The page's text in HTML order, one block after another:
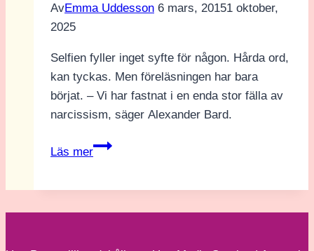
AvEmma Uddesson 6 mars, 20151 oktober,
2025
Selfien fyller inget syfte för någon. Hårda ord,
kan tyckas. Men föreläsningen har bara
börjat. – Vi har fastnat i en enda stor fälla av
narcissism, säger Alexander Bard.
Läs mer
”Ingen